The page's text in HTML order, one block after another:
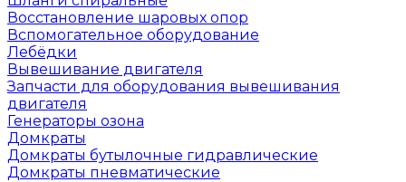
Восстановление шаровых опор
Вспомогательное оборудование
Лебёдки
Вывешивание двигателя
Запчасти для оборудования вывешивания
двигателя
Генераторы озона
Домкраты
Домкраты бутылочные гидравлические
Домкраты пневматические